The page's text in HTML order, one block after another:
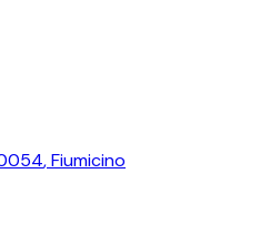
,Fiumicino